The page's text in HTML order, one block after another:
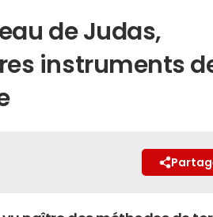
de Judas,
instruments